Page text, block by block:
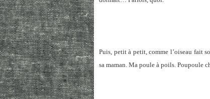
Puis, petit à petit, comme l’oiseau fait
sa maman. Ma poule à poils. Poupoule